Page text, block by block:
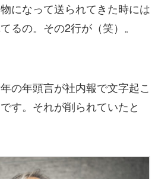
になって送られてきた時には
るの。その2行が（笑）。
の年頭言が社内報で文字起こ
す。それが削られていたと